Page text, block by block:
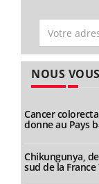
NOUS
Cancer
donne au Pays
Chikungunya,
sud de la France